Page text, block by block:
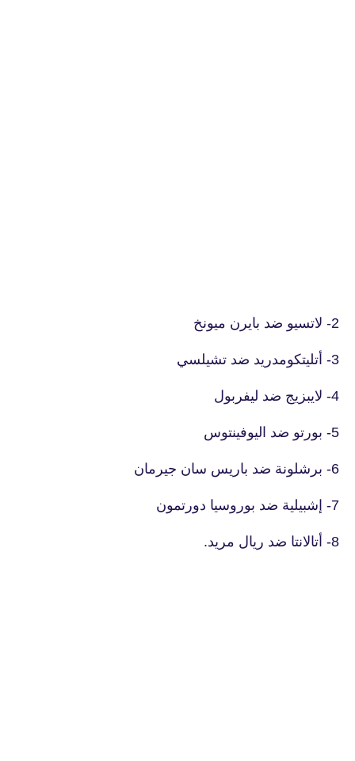
2- لاتسيو ضد بايرن ميونخ
3- أتليتكومدريد ضد تشيلسي
4- لايبزيج ضد ليفربول
5- بورتو ضد اليوفينتوس
6- برشلونة ضد باريس سان جيرمان
7- إشبيلية ضد بوروسيا دورتمون
8- أتالانتا ضد ريال مريد.